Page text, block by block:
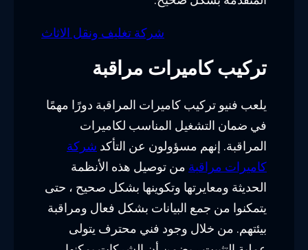
شركة تغليف ونقل الاثاث
تركيب كاميرات مراقبة
يلعب فنيو تركيب كاميرات المراقبة دورًا مهمًا
في ضمان التشغيل المناسب لكاميرات
المراقبة. إنهم مسؤولون عن التأكد شركة
كاميرات مراقبة من توصيل هذه الأنظمة
الحديثة ومعايرتها وتكوينها بشكل صحيح ، حتى
يتمكنوا من جمع البيانات بشكل فعال ومراقبة
بيئتهم. من خلال وجود فني محترف يتولى